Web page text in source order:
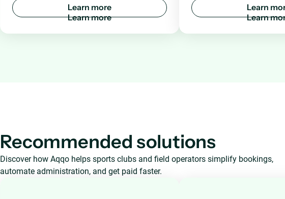
Learn more Learn mo
Recommended solutions
Discover how Aqqo helps sports clubs and field operators simplify bookings,
automate administration, and get paid faster.